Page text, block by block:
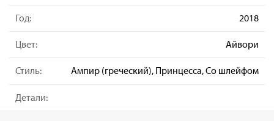
Год: 2018
Цвет: Айвори
Стиль: Ампир (греческий), Принцесса, Со шлейфом
Детали: